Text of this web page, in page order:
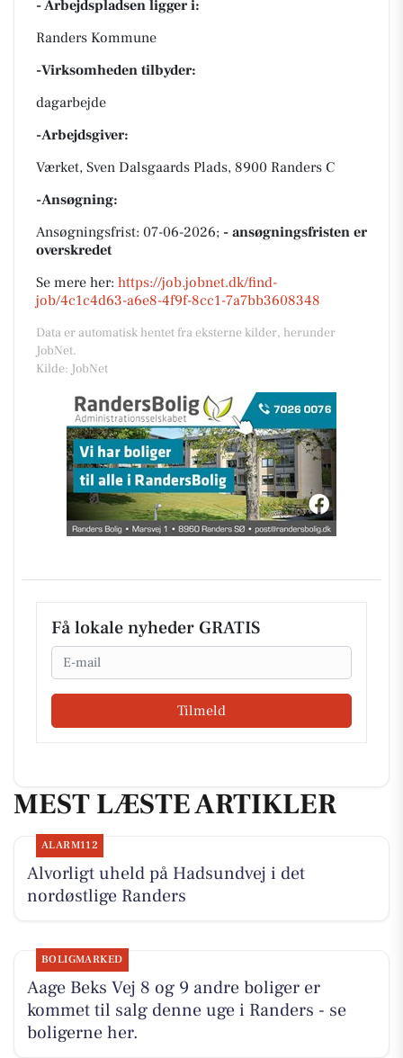
- Arbejdspladsen ligger i:
Randers Kommune
-Virksomheden tilbyder:
dagarbejde
-Arbejdsgiver:
Værket, Sven Dalsgaards Plads, 8900 Randers C
-Ansøgning:
Ansøgningsfrist: 07-06-2026; - ansøgningsfristen er
overskredet
Se mere her: https://job.jobnet.dk/find-
job/4c1c4d63-a6e8-4f9f-8cc1-7a7bb3608348
Data er automatisk hentet fra eksterne kilder, herunder
JobNet.
Kilde: JobNet
Få lokale nyheder GRATIS
Email
Tilmeld
MEST LÆSTE ARTIKLER
ALARM112
Alvorligt uheld på Hadsundvej i det
nordøstlige Randers
BOLIGMARKED
Aage Beks Vej 8 og 9 andre boliger er
kommet til salg denne uge i Randers - se
boligerne her.